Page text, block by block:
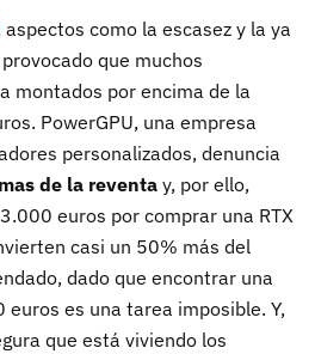
aspectos como la escasez y la ya
que muchos
montados por encima de la
PowerGPU, una empresa
personalizados, denuncia
de la reventa y, por ello,
euros por comprar una RTX
casi un 50% más del
dado que encontrar una
euros es una tarea imposible. Y,
que está viviendo los